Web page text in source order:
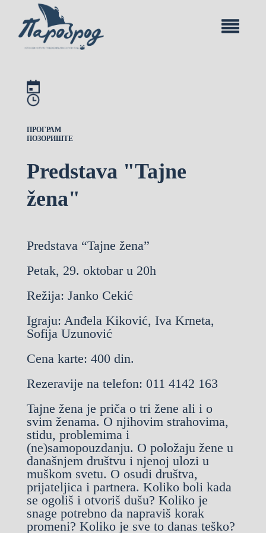
ПРОГРАМ
ПОЗОРИШТЕ
Predstava "Tajne
žena"
Predstava “Tajne žena”
Petak, 29. oktobar u 20h
Režija: Janko Cekić
Igraju: Anđela Kiković, Iva Krneta,
Sofija Uzunović
Cena karte: 400 din.
Rezeravije na telefon: 011 4142 163
Tajne žena je priča o tri žene ali i o
svim ženama. O njihovim strahovima,
stidu, problemima i
(ne)samopouzdanju. O položaju žene u
današnjem društvu i njenoj ulozi u
muškom svetu. O osudi društva,
prijateljica i partnera. Koliko boli kada
se ogoliš i otvoriš dušu? Koliko je
snage potrebno da napraviš korak
promeni? Koliko je sve to danas teško?